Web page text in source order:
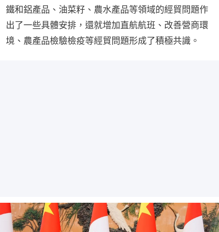
鐵和鋁產品、油菜籽、農水產品等領域的經貿問題作
出了一些具體安排，還就增加直航航班、改善營商環
境、農產品檢驗檢疫等經貿問題形成了積極共識。